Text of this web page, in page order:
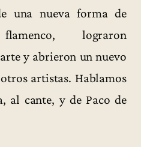
una nueva forma de
lograron
y abrieron un nuevo
artistas. Hablamos
al cante, y de Paco de